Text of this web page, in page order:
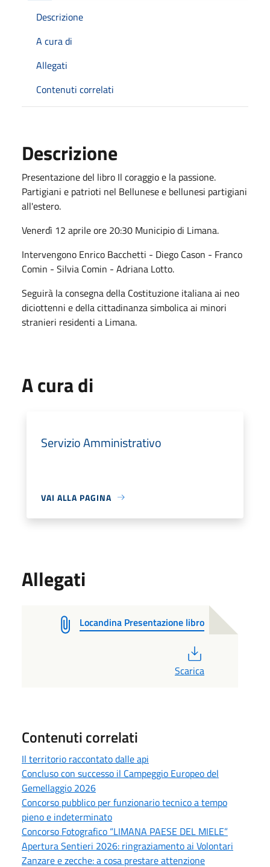
Descrizione
A cura di
Allegati
Contenuti correlati
Descrizione
Presentazione del libro Il coraggio e la passione.
Partigiani e patrioti nel Bellunese e bellunesi partigiani
all'estero.
Venerdì 12 aprile ore 20:30 Municipio di Limana.
Intervengono Enrico Bacchetti - Diego Cason - Franco
Comin - Silvia Comin - Adriana Lotto.
Seguirà la consegna della Costituzione italiana ai neo
diciottenni e della cittadinanza simbolica ai minori
stranieri residenti a Limana.
A cura di
Servizio Amministrativo
VAI ALLA PAGINA
Allegati
Locandina Presentazione libro
Scarica
Contenuti correlati
Il territorio raccontato dalle api
Concluso con successo il Campeggio Europeo del
Gemellaggio 2026
Concorso pubblico per funzionario tecnico a tempo
pieno e indeterminato
Concorso Fotografico “LIMANA PAESE DEL MIELE”
Apertura Sentieri 2026: ringraziamento ai Volontari
Zanzare e zecche: a cosa prestare attenzione